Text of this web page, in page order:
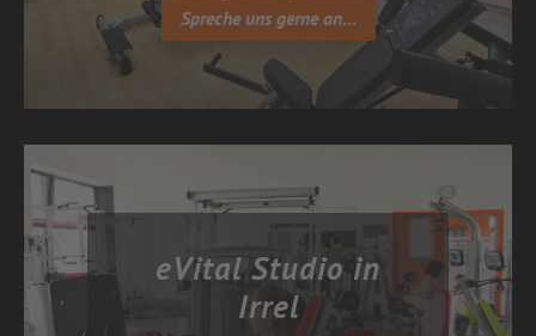
Spreche uns gerne an...
eVital Studio in
Irrel